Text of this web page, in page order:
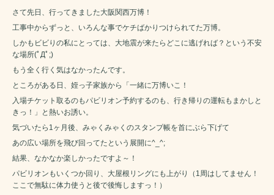
さて先日、行ってきました大阪関西万博！
工事中からずっと、いろんな事でケチばかりつけられてた万博。
しかもビビりの私にとっては、大地震が来たらどこに逃げれば？という不安
な場所(ﾟДﾟ;)
もう全く行く気はなかったんです。
ところがある日、姪っ子家族から「一緒に万博いこ！
入場チケット取るのもパビリオン予約するのも、行き帰りの運転もまかしと
きっ！」と熱いお誘い。
気づいたら1ヶ月後、みゃくみゃくのスタンプ帳を首にぶら下げて
あの広い場所を飛び回ってたという展開に^_^;
結果、なかなか楽しかったですよ～！
パビリオンもいくつか回り、大屋根リングにも上がり（1周はしてません！
ここで無駄に体力使うと後で後悔しますっ！）